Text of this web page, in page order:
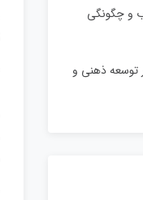
و چگونگی
توسعه ذهنی و